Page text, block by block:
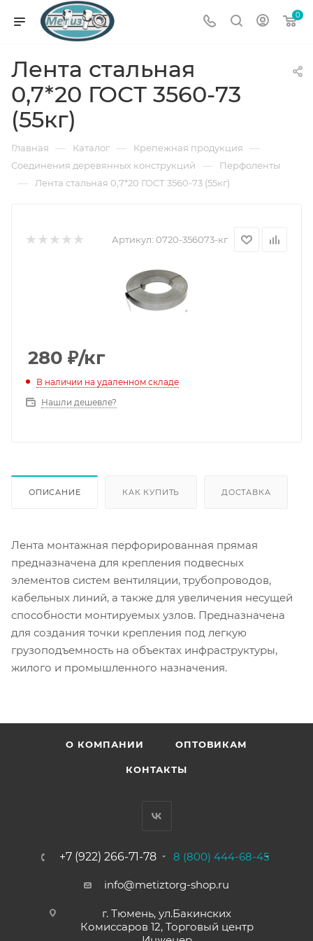
0
Лента стальная
0,7*20 ГОСТ 3560-73
(55кг)
Главная — Каталог — Крепежная продукция —
Соединения деревянных конструкций — Перфоленты
— Лента стальная 0,7*20 ГОСТ 3560-73 (55кг)
Артикул: 0720-356073-кг
280 ₽/кг
В наличии на удаленном складе
Нашли дешевле?
ОПИСАНИЕ КАК КУПИТЬ ДОСТАВКА
Лента монтажная перфорированная прямая
предназначена для крепления подвесных
элементов систем вентиляции, трубопроводов,
кабельных линий, а также для увеличения несущей
способности монтируемых узлов. Предназначена
для создания точки крепления под легкую
грузоподъемность на объектах инфраструктуры,
жилого и промышленного назначения.
О КОМПАНИИ ОПТОВИКАМ
КОНТАКТЫ
+7 (922) 266-71-78 8 (800) 444-68-45
info@metiztorg-shop.ru
г. Тюмень, ул.Бакинских
Комиссаров 12, Торговый центр